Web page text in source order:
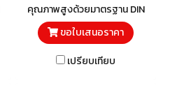
คุณภาพสูงด้วยมาตรฐาน DIN
838 และวัสดุโครมวานาเดียม
ขอใบเสนอราคา
เปรียบเทียบ